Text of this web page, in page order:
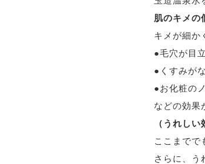
肌のキメの
キメが細か
●毛穴が目
●くすみが
●お化粧の
などの効果
（うれしい
ここまでで
さらに、う